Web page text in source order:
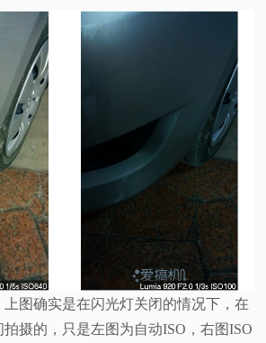
图确实是在闪光灯关闭的情况下，在
摄的，只是左图为自动ISO，右图ISO